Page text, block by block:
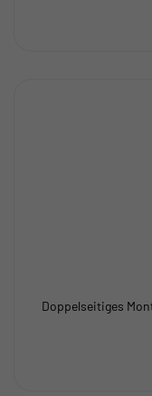
Doppelseitiges